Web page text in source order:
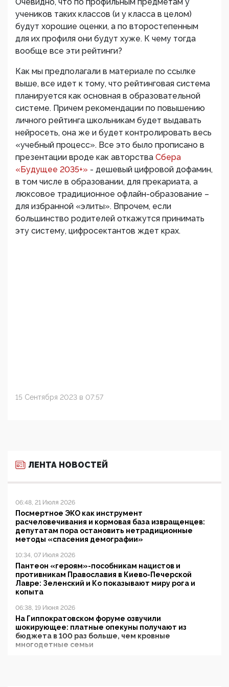
учеников таких классов (и у класса в целом)
будут хорошие оценки, а по второстепенным
для их профиля они будут хуже. К чему тогда
вообще все эти рейтинги?
Как мы предполагали в материале по ссылке
выше, все идет к тому, что рейтинговая система
планируется как основная в образовательной
системе. Причем рекомендации по повышению
личного рейтинга школьникам будет выдавать
нейросеть, она же и будет контролировать весь
«учебный процесс». Все это было прописано в
презентации вроде как авторства Сбера
«Будущее 2035+» - дешевый цифровой дофамин,
в том числе в образовании, для прекариата, а
люксовое традиционное офлайн-образование –
для избранной «элиты». Впрочем, если
большинство родителей откажутся принимать
эту систему, цифросектантов ждет крах.
15 Сентября 2023 в 07:57
ЛЕНТА НОВОСТЕЙ
06:48, 21 Июля 2026
Посмертное ЭКО как инструмент
расчеловечивания и кормовая база извращенцев:
депутатам пора остановить нетрадиционные
методы «спасения демографии»
10:34, 07 Июля 2026
Пантеон «героям»-пособникам нацистов и
противникам Православия в Киево-Печерской
Лавре: Зеленский и Ко показывают миру рога и
копыта
06:38, 19 Июня 2026
На Гиппократовском форуме озвучили
шокирующее: платные опекуны получают из
бюджета в 100 раз больше, чем кровные
многодетные семьи